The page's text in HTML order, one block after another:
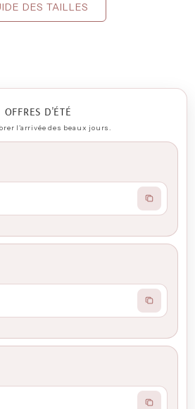
DES TAILLES
OFFRES D'ÉTÉ
l'arrivée des beaux jours.